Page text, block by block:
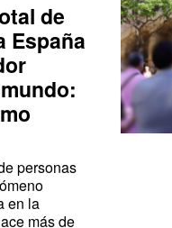
de
España
personas
en la
más de